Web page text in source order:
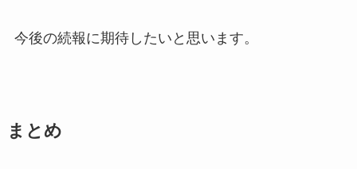
今後の続報に期待したいと思います。
まとめ